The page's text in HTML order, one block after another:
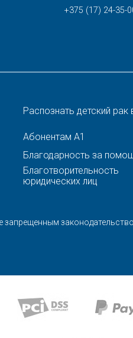
+375 (17) 24-35-
Распознать детский рак
Абонентам A1
Благодарность за
Благотворительность
юридических лиц